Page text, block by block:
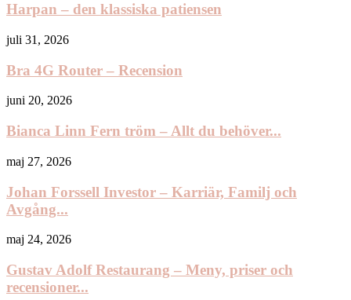
Harpan – den klassiska patiensen
juli 31, 2026
Bra 4G Router – Recension
juni 20, 2026
Bianca Linn Fern tröm – Allt du behöver...
maj 27, 2026
Johan Forssell Investor – Karriär, Familj och
Avgång...
maj 24, 2026
Gustav Adolf Restaurang – Meny, priser och
recensioner...